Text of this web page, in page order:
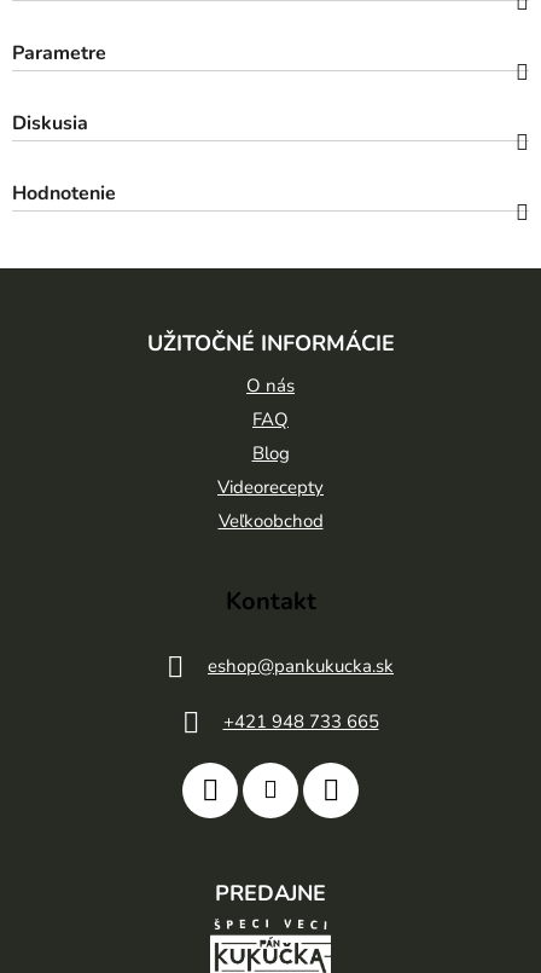
Parametre
Diskusia
Hodnotenie
UŽITOČNÉ INFORMÁCIE
O nás
FAQ
Blog
Videorecepty
Veľkoobchod
Kontakt
eshop@pankukucka.sk
+421 948 733 665
PREDAJNE